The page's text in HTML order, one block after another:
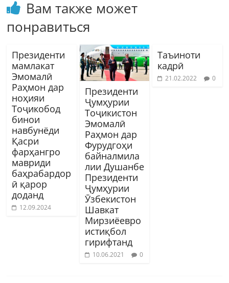
Вам также может
понравиться
Президенти
мамлакат
Эмомалӣ
Раҳмон дар
ноҳияи
Тоҷикобод
бинои
навбунёди
Қасри
фарҳангро
мавриди
баҳрабардор
ӣ қарор
доданд
12.09.2024
Президенти
Ҷумҳурии
Тоҷикистон
Эмомалӣ
Раҳмон дар
Фурудгоҳи
байналмила
лии Душанбе
Президенти
Ҷумҳурии
Ӯзбекистон
Шавкат
Мирзиёевро
истиқбол
гирифтанд
10.06.2021 0
Таъиноти
кадрӣ
21.02.2022 0